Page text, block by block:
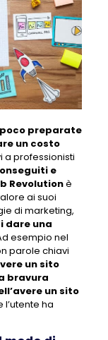
preparate
un costo
a professionisti
e
Revolutionè
ai suoi
di marketing,
dare una
esempio nel
parole chiavi
un sito
bravura
un sito
l’utente ha